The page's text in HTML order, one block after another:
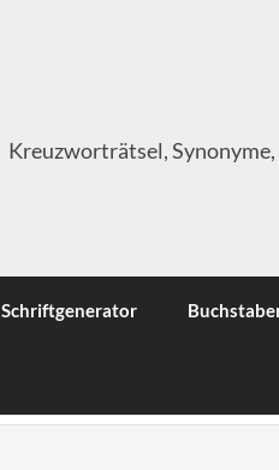
Kreuzworträtsel, Synonyme,
Schriftgenerator